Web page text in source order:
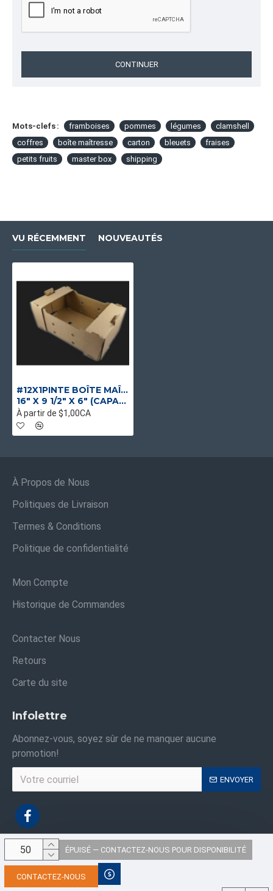
ÉPUISÉ — CONTACTEZ-NOUS POUR DISPONIBILITÉ
CONTACTEZ-NOUS
CONTINUER
Mots-clefs : framboises pommes légumes
clamshell
coffres
boîte maîtresse carton bleuets
fraises
petits fruits
master box shipping
VU RÉCEMMENT NOUVEAUTÉS
#12X1PINTE BOÎTE MAÎTRESSE POUR 12 CLAMSHELLS (1 PINTE) - BLEUETS ET FRAISES
16" X 9 1/2" X 6" (CAPACITÉ 12 X 1 PINTE)
À partir de $1,00CA
À Propos de Nous
Politiques de Livraison
Termes & Conditions
Politique de confidentialité
Mon Compte
Historique de Commandes
Contacter Nous
Retours
Carte du site
Infolettre
Abonnez-vous, soyez sûr de ne manquer aucune
promotion!
ENVOYER
Droits d'auteur © 2021, Sacs Industriels ,Tous les droits sont réservés